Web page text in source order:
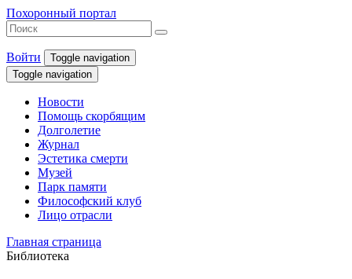
Похоронный портал
Войти
Toggle navigation
Toggle navigation
Новости
Помощь скорбящим
Долголетие
Журнал
Эстетика смерти
Музей
Парк памяти
Философский клуб
Лицо отрасли
Главная страница
Библиотека